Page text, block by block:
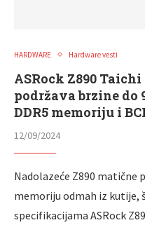
HARDWARE Hardware vesti
ASRock Z890
podržava brzine do
DDR5 memoriju i
12/09/2024
Nadolazeće Z890 matične
memoriju odmah iz kutije,
specifikacijama ASRock